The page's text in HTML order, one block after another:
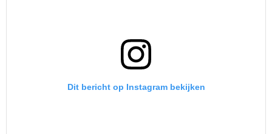
Dit bericht op Instagram bekijken